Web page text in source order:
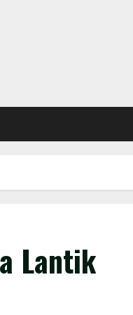
Lantik